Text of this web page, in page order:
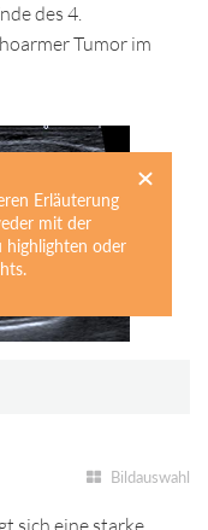
des 4.
Tumor im
Erläuterung
mit der
highlighten oder
Bildauswahl
sich eine starke